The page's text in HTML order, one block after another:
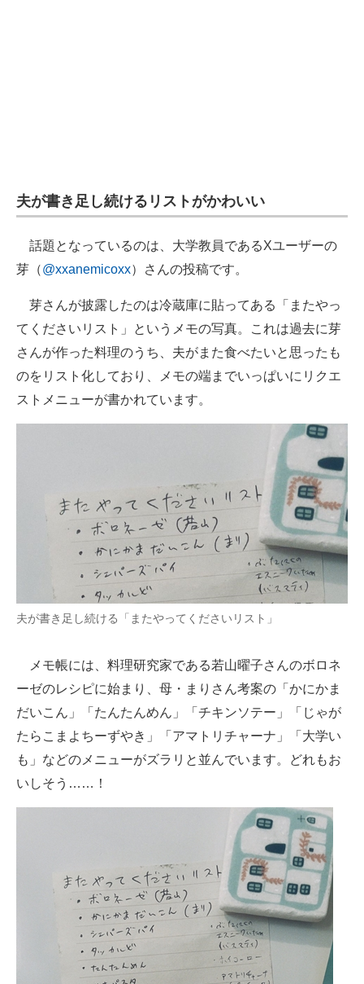
IT製品の技術・比較・事例
製造業のIT導入・活用を支援
モノづくり技術者専門サイト
エレクトロニクス専門サイト
電子設計の基本と応用
エネルギーの専門メディア
夫が書き足し続けるリストがかわいい
話題となっているのは、大学教員であるXユーザーの
芽（@xxanemicoxx）さんの投稿です。
芽さんが披露したのは冷蔵庫に貼ってある「またやっ
てくださいリスト」というメモの写真。これは過去に芽
さんが作った料理のうち、夫がまた食べたいと思ったも
のをリスト化しており、メモの端までいっぱいにリクエ
ストメニューが書かれています。
夫が書き足し続ける「またやってくださいリスト」
メモ帳には、料理研究家である若山曜子さんのボロネ
ーゼのレシピに始まり、母・まりさん考案の「かにかま
だいこん」「たんたんめん」「チキンソテー」「じゃが
たらこまよちーずやき」「アマトリチャーナ」「大学い
も」などのメニューがズラリと並んでいます。どれもお
いしそう……！